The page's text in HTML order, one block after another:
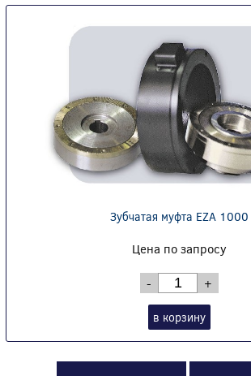
Зубчатая муфта EZA 1000
Цена по запросу
- +
в корзину